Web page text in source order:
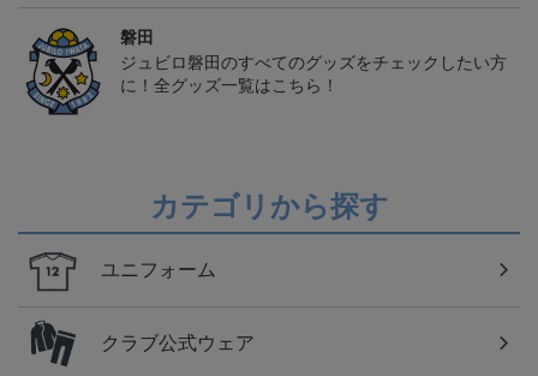
磐田
ジュビロ磐田のすべてのグッズをチェックしたい方
に！全グッズ一覧はこちら！
カテゴリから探す
ユニフォーム
クラブ公式ウェア